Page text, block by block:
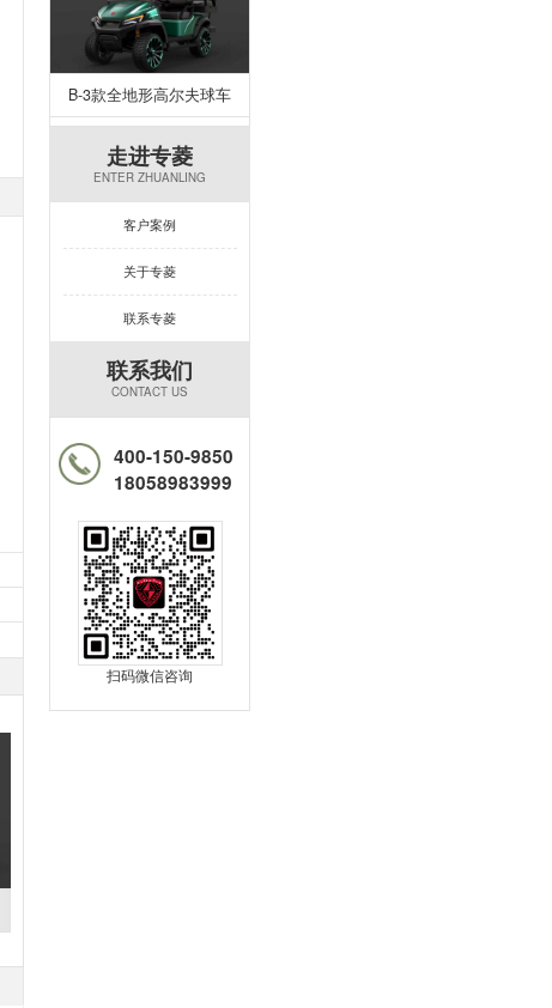
B-3款全地形高尔夫球车
走进专菱
ENTER ZHUANLING
客户案例
关于专菱
联系专菱
联系我们
CONTACT US
400-150-9850
18058983999
扫码微信咨询